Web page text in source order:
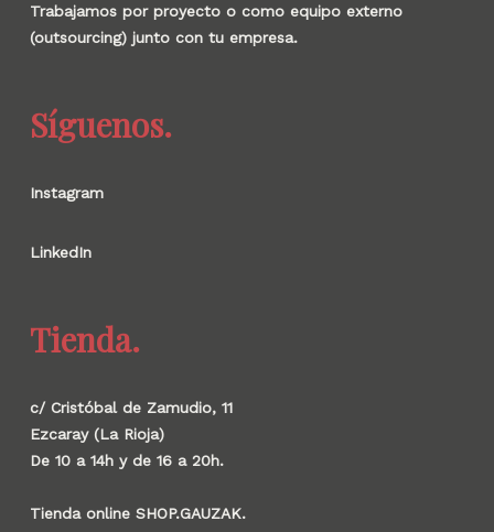
Trabajamos por proyecto o como equipo externo
(outsourcing) junto con tu empresa.
Síguenos.
Instagram
LinkedIn
Tienda.
c/ Cristóbal de Zamudio, 11
Ezcaray (La Rioja)
De 10 a 14h y de 16 a 20h.
Tienda online SHOP.GAUZAK.